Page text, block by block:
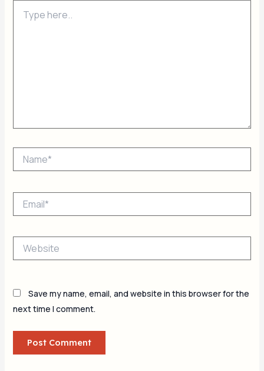
here..
Save my name, email, and website in this browser for the
next time I comment.